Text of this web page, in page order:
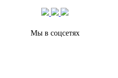
Мы в соцсетях